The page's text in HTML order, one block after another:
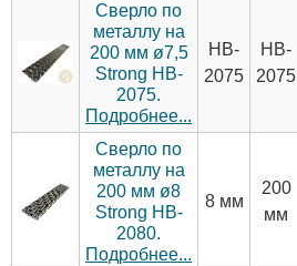
Сверло по
металлу на
200 мм ø7,5
Strong HB-
2075.
Подробнее...
HB-
2075
HB-
2075
Сверло по
металлу на
200 мм ø8
Strong HB-
2080.
Подробнее...
8 мм
200
мм